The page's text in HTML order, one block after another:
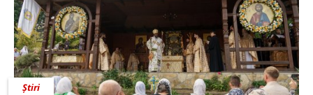
Știri